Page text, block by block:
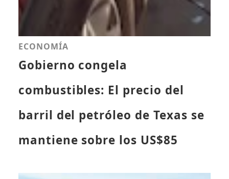
ECONOMÍA
Gobierno congela
combustibles: El precio del
barril del petróleo de Texas se
mantiene sobre los US$85